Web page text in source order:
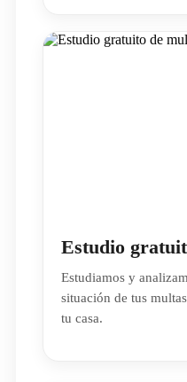
Estudio
Estudiamos y
situación de tus
tu casa.